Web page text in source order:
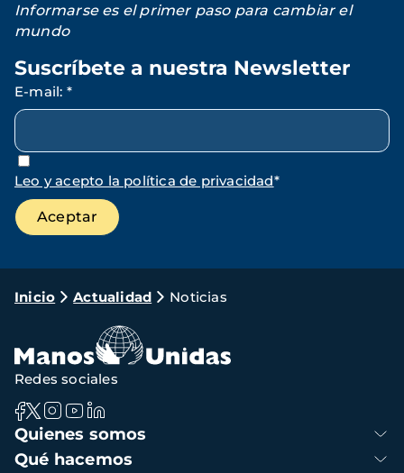
Informarse es el primer paso para cambiar el
mundo
Suscríbete a nuestra Newsletter
E-mail: *
Leo y acepto la política de privacidad*
Ruta
navegación
Inicio Actualidad Noticias
Navegación
principal
Quienes somos
Qué hacemos
Redes sociales